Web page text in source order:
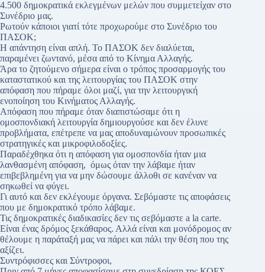
4.500 δημοκρατικά εκλεγμένων μελών που συμμετείχαν στο
Συνέδριο μας.
Ρωτούν κάποιοι γιατί τότε προχωρούμε στο Συνέδριο του
ΠΑΣΟΚ;
Η απάντηση είναι απλή. Το ΠΑΣΟΚ δεν διαλύεται,
παραμένει ζωντανό, μέσα από το Κίνημα Αλλαγής.
Άρα το ζητούμενο σήμερα είναι ο τρόπος προσαρμογής του
καταστατικού και της λειτουργίας του ΠΑΣΟΚ στην
απόφαση που πήραμε όλοι μαζί, για την λειτουργική
ενοποίηση του Κινήματος Αλλαγής.
Απόφαση που πήραμε όταν διαπιστώσαμε ότι η
ομοσπονδιακή λειτουργία δημιουργούσε και δεν έλυνε
προβλήματα, επέτρεπε να μας αποδυναμώνουν προσωπικές
στρατηγικές και μικροφιλοδοξίες.
Παραδέχθηκα ότι η απόφαση για ομοσπονδία ήταν μια
λανθασμένη απόφαση, όμως όταν την λάβαμε ήταν
επιβεβλημένη για να μην δώσουμε άλλοθι σε κανέναν να
σηκωθεί να φύγει.
Γι αυτό και δεν εκλέγουμε όργανα. Σεβόμαστε τις αποφάσεις
που με δημοκρατικό τρόπο λάβαμε.
Τις δημοκρατικές διαδικασίες δεν τις σεβόμαστε a la carte.
Είναι ένας δρόμος ξεκάθαρος. Αλλά είναι και μονόδρομος αν
θέλουμε η παράταξή μας να πάρει και πάλι την θέση που της
αξίζει.
Συντρόφισσες και Σύντροφοι,